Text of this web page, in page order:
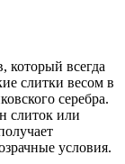
всегда
слитки весом в
серебра.
слиток или
условия.